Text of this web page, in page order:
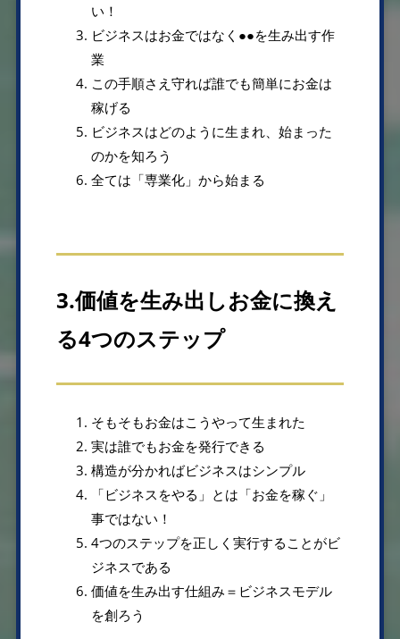
い！
ビジネスはお金ではなく●●を生み出す作
業
この手順さえ守れば誰でも簡単にお金は
稼げる
ビジネスはどのように生まれ、始まった
のかを知ろう
全ては「専業化」から始まる
3.価値を生み出しお金に換え
る4つのステップ
そもそもお金はこうやって生まれた
実は誰でもお金を発行できる
構造が分かればビジネスはシンプル
「ビジネスをやる」とは「お金を稼ぐ」
事ではない！
4つのステップを正しく実行することがビ
ジネスである
価値を生み出す仕組み＝ビジネスモデル
を創ろう